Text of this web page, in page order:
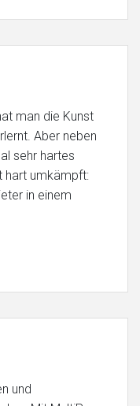
man die Kunst
Aber neben
sehr hartes
hart umkämpft:
in einem
und